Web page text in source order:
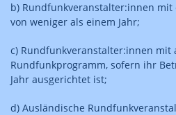
b) Rundfunkveranstalter:innen
von weniger als einem Jahr;
c) Rundfunkveranstalter:innen mit
Rundfunkprogramm, sofern ihr
Jahr ausgerichtet ist;
d) Ausländische